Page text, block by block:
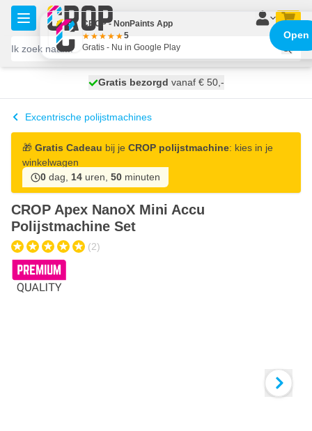
Ga naar de inhoud
maandag bezorgd
Gratis bezorgd vanaf € 50,-
100 dagen
Excentrische polijstmachines
🎁 Gratis Cadeau bij je CROP polijstmachine: kies in je
winkelwagen
0 dag, 14 uren, 50 minuten
CROP Apex NanoX Mini Accu
Polijstmachine Set
(2)
CROP - NonPaints App
5
Gratis - Nu in Google Play
Open